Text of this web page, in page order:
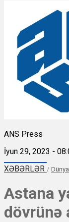
ANS Press
İyun 29, 2023 -
XƏBƏRLƏR / Dünya
Astana
dövrünə